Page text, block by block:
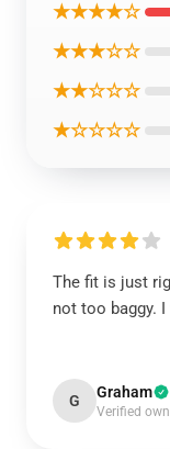
★★★★☆
★★★☆☆
★★☆☆☆
★☆☆☆☆
The fit is just
not too baggy.
G Graham
Verified